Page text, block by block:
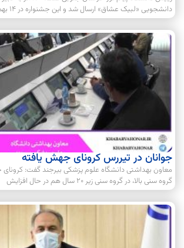
دانشجویی «لبیک عشاق» ارسال شد و این جشنواره در ۱۴ بهمن‌ماه جاری
جوانان در تیررس کرونای جهش یافته
معاون بهداشتی دانشگاه علوم پزشکی بیرجند گفت: کرونای
گروه سنی بالا، در گروه سنی زیر ۲۰ سال هم در حال افزایش